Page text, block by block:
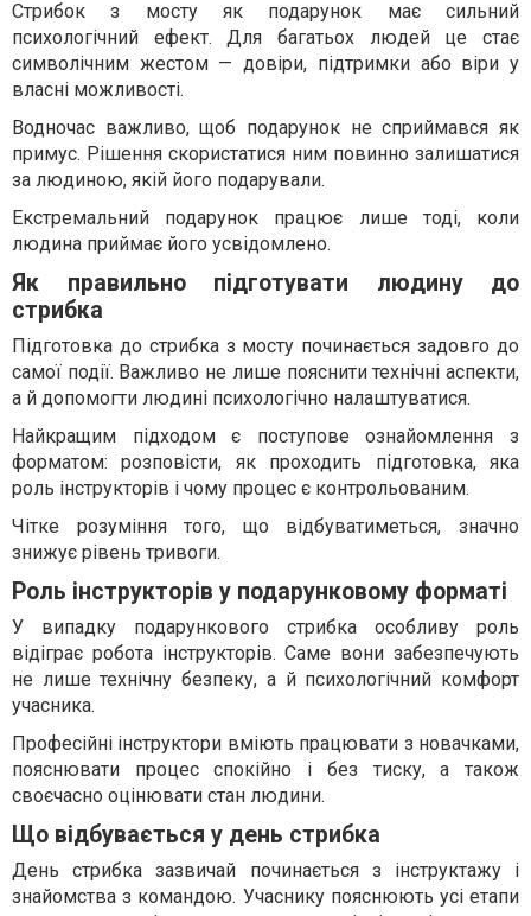
Стрибок з мосту як подарунок має сильний
психологічний ефект. Для багатьох людей це стає
символічним жестом — довіри, підтримки або віри у
власні можливості.
Водночас важливо, щоб подарунок не сприймався як
примус. Рішення скористатися ним повинно залишатися
за людиною, якій його подарували.
Екстремальний подарунок працює лише тоді, коли
людина приймає його усвідомлено.
Як правильно підготувати людину до
стрибка
Підготовка до стрибка з мосту починається задовго до
самої події. Важливо не лише пояснити технічні аспекти,
а й допомогти людині психологічно налаштуватися.
Найкращим підходом є поступове ознайомлення з
форматом: розповісти, як проходить підготовка, яка
роль інструкторів і чому процес є контрольованим.
Чітке розуміння того, що відбуватиметься, значно
знижує рівень тривоги.
Роль інструкторів у подарунковому форматі
У випадку подарункового стрибка особливу роль
відіграє робота інструкторів. Саме вони забезпечують
не лише технічну безпеку, а й психологічний комфорт
учасника.
Професійні інструктори вміють працювати з новачками,
пояснювати процес спокійно і без тиску, а також
своєчасно оцінювати стан людини.
Що відбувається у день стрибка
День стрибка зазвичай починається з інструктажу і
знайомства з командою. Учаснику пояснюють усі етапи